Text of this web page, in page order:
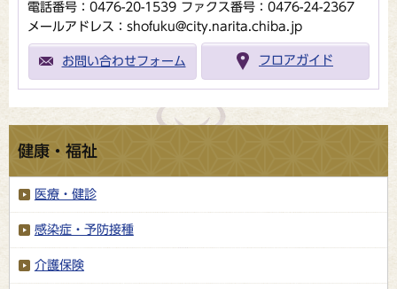
電話番号：0476-20-1539 ファクス番号：0476-24-2367
メールアドレス：shofuku@city.narita.chiba.jp
お問い合わせフォーム フロアガイド
健康・福祉
医療・健診
感染症・予防接種
介護保険